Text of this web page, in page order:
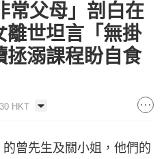
常父母」剖白在
離世坦言「無掛
拯溺課程盼自食
HKT
曾先生及關小姐，他們的